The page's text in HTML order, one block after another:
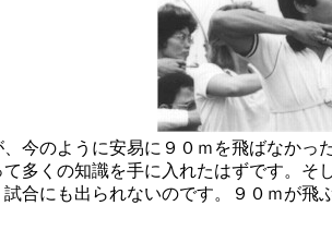
今のように安易に９０ｍを飛ばなか
多くの知識を手に入れたはずです。
合にも出られないのです。９０ｍが